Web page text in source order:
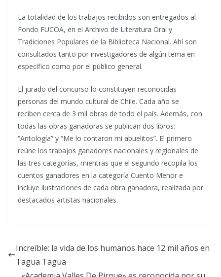
La totalidad de los trabajos recibidos son entregados al
Fondo FUCOA, en el Archivo de Literatura Oral y
Tradiciones Populares de la Biblioteca Nacional. Ahí son
consultados tanto por investigadores de algún tema en
específico como por el público general.
El jurado del concurso lo constituyen reconocidas
personas del mundo cultural de Chile. Cada año se
reciben cerca de 3 mil obras de todo el país. Además, con
todas las obras ganadoras se publican dos libros:
“Antología” y “Me lo contaron mi abuelitos”. El primero
reúne los trabajos ganadores nacionales y regionales de
las tres categorías, mientras que el segundo recopila los
cuentos ganadores en la categoría Cuento Menor e
incluye ilustraciones de cada obra ganadora, realizada por
destacados artistas nacionales.
Increíble: la vida de los humanos hace 12 mil años en
Tagua Tagua